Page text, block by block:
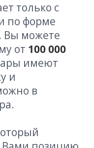
только с
по форме
Вы можете
от 100 000
имеют
и
в